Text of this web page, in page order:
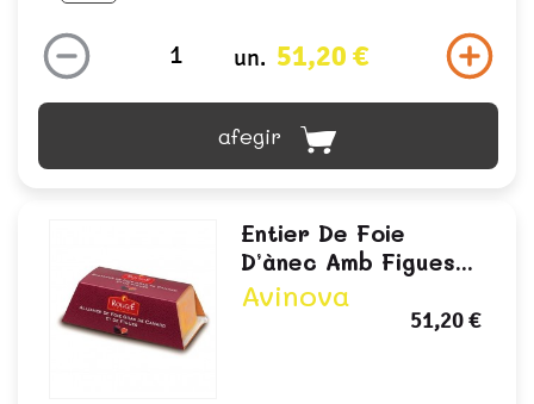
un. 51,20 €
afegir
Entier De Foie
D’ànec Amb Figues...
Avinova
51,20 €